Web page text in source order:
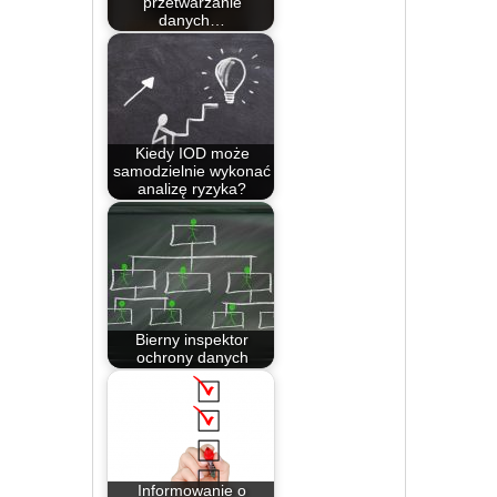
danych…
Kiedy IOD może
samodzielnie wykonać
analizę ryzyka?
Bierny inspektor
ochrony danych
Informowanie o